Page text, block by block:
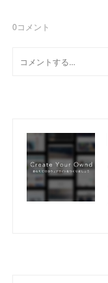
0コメント